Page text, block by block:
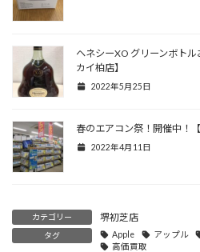
ヘネシーXO グリーンボト
カイ柏店】
2022年5月25日
春のエアコン祭！開催中！
2022年4月11日
カテゴリー 堺初芝店
タグ Apple アップル
高価買取